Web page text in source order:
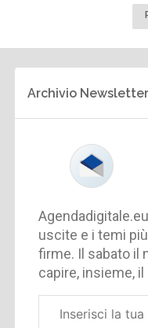
Archivio Newsletter
uscite e i temi
firme. Il sabato il
capire, insieme,
aziendale